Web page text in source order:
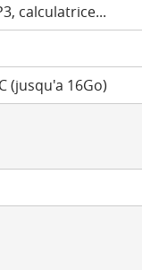
calculatrice...
(jusqu'a 16Go)